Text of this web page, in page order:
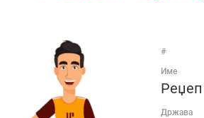
#
Име
Држава